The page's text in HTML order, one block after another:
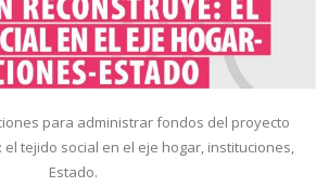
para administrar fondos del proyecto
el tejido social en el eje hogar, instituciones,
Estado.